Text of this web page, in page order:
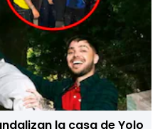
la casa de Yolo